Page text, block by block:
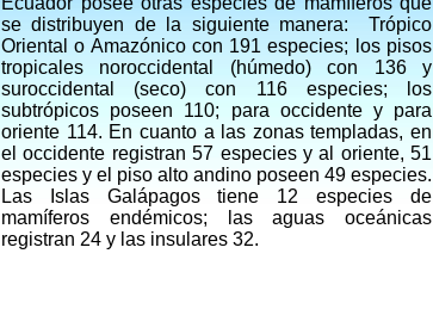
se distribuyen de la siguiente manera: Trópico
Oriental o Amazónico con 191 especies; los pisos
tropicales noroccidental (húmedo) con 136 y
suroccidental (seco) con 116 especies; los
subtrópicos poseen 110; para occidente y para
oriente 114. En cuanto a las zonas templadas, en
el occidente registran 57 especies y al oriente, 51
especies y el piso alto andino poseen 49 especies.
Las Islas Galápagos tiene 12 especies de
mamíferos endémicos; las aguas oceánicas
registran 24 y las insulares 32.